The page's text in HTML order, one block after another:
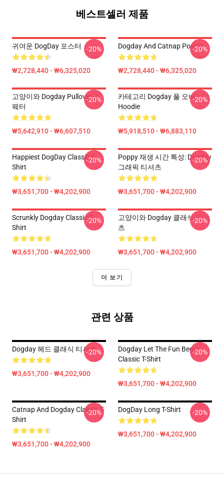
베스트셀러 제품
귀여운 DogDay 포스터
₩2,728,440 - ₩6,325,020
-20% Dogday And Catnap Poster
₩2,728,440 - ₩6,325,020
-20%
고양이와 Dogday Pullover 스
웨터
₩5,642,910 - ₩6,607,510
-20%
카테고리 Dogday 풀 오버
Hoodie
₩5,918,510 - ₩6,883,110
-20%
Happiest DogDay Classic T-
Shirt
₩3,651,700 - ₩4,202,900
-20%
Poppy 재생 시간 특성: Dogday
그래픽 티셔츠
₩3,651,700 - ₩4,202,900
-20%
Scrunkly Dogday Classic T-
Shirt
₩3,651,700 - ₩4,202,900
-20%
고양이와 Dogday 클래식 티셔
츠
₩3,651,700 - ₩4,202,900
-20%
더 보기
관련 상품
Dogday 헤드 클래식 티셔츠
₩3,651,700 - ₩4,202,900
-20%
Dogday Let The Fun Begin
Classic T-Shirt
₩3,651,700 - ₩4,202,900
-20%
Catnap And Dogday Classic T-
Shirt
₩3,651,700 - ₩4,202,900
-20% DogDay Long T-Shirt
₩3,651,700 - ₩4,202,900
-20%